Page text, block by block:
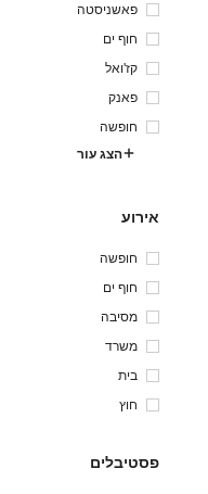
פאשניסטה
חוף ים
קז'ואל
פאנק
חופשה
הצג עור
אירוע
חופשה
חוף ים
מסיבה
משרד
בית
חוץ
פסטיבלים